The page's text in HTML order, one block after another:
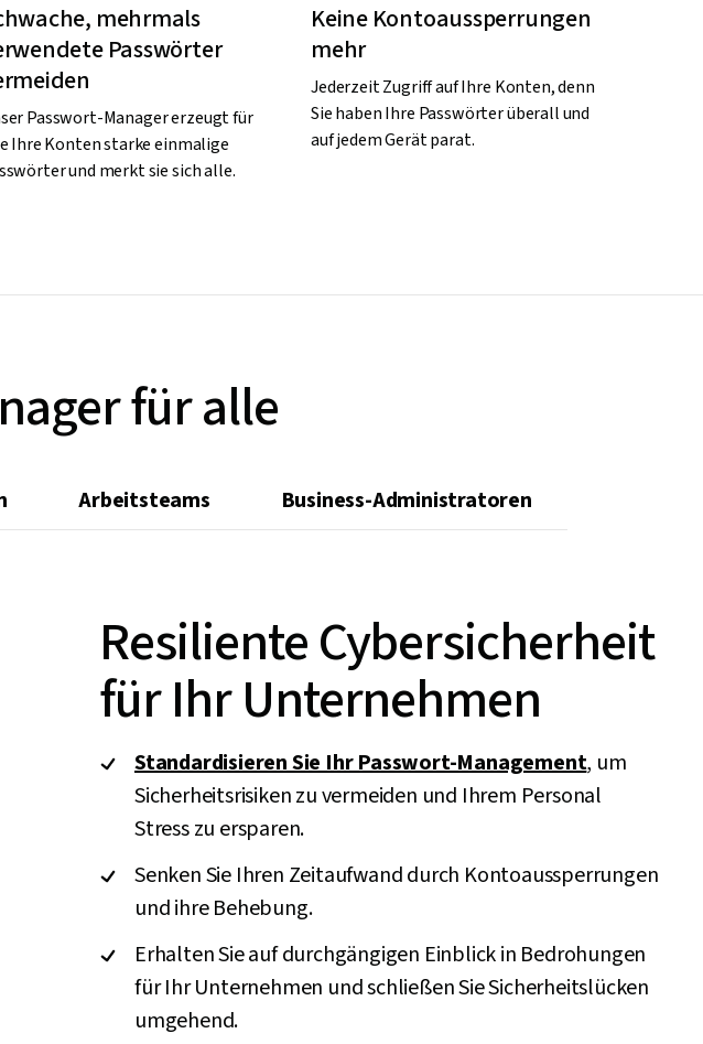
mehrmals
Passwörter
Passwort-Manager erzeugt für
Ihre Konten starke einmalige
und merkt sie sich alle.
Keine Kontoaussperrungen
mehr
Jederzeit Zugriff auf Ihre Konten, denn
Sie haben Ihre Passwörter überall und
auf jedem Gerät parat.
für alle
Arbeitsteams Business-Administratoren
Resiliente Cybersicherheit
für Ihr Unternehmen
Standardisieren Sie Ihr Passwort-Management, um
Sicherheitsrisiken zu vermeiden und Ihrem Personal
Stress zu ersparen.
Senken Sie Ihren Zeitaufwand durch Kontoaussperrungen
und ihre Behebung.
Erhalten Sie auf durchgängigen Einblick in Bedrohungen
für Ihr Unternehmen und schließen Sie Sicherheitslücken
umgehend.